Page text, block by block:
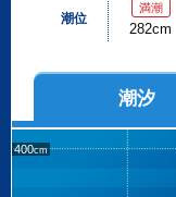
潮位
満潮
282cm
潮汐
400